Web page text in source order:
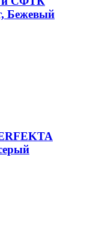
Бежевый